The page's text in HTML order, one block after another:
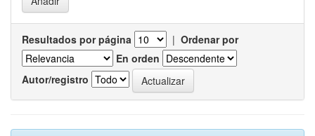
Resultados por página | Ordenar por
En orden
Autor/registro